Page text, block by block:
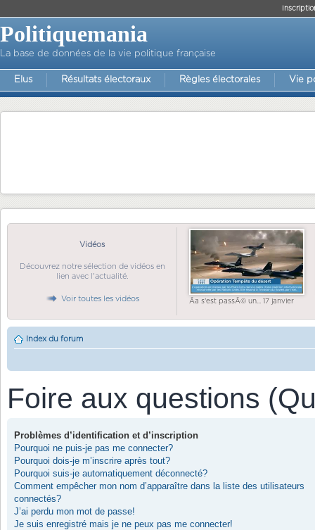
Politiquemania
La base de données de la vie politique française
Elus Résultats électoraux Règles électorales Vie
Vidéos
Découvrez notre sélection de vidéos en
lien avec l'actualité.
Voir toutes les vidéos Ãa s'est passÃ© un... 17 janvier
Index du forum
Foire aux questions
Problèmes d’identification et d’inscription
Pourquoi ne puis-je pas me connecter?
Pourquoi dois-je m’inscrire après tout?
Pourquoi suis-je automatiquement déconnecté?
Comment empêcher mon nom d’apparaître dans la liste des utilisateurs
connectés?
J’ai perdu mon mot de passe!
Je suis enregistré mais je ne peux pas me connecter!